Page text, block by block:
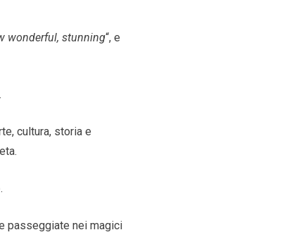
wonderful, stunning“, e
cultura, storia e
.
passeggiate nei magici